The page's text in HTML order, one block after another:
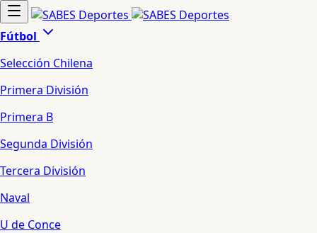
Fútbol
Selección Chilena
Primera División
Primera B
Segunda División
Tercera División
Naval
U de Conce